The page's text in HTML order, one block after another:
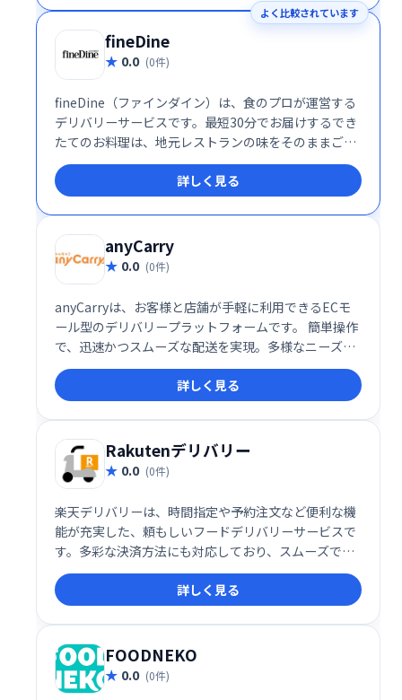
す。
よく比較されています
fineDine
0.0 (0件)
fineDine（ファインダイン）は、食のプロが運営する
デリバリーサービスです。最短30分でお届けするでき
たてのお料理は、地元レストランの味をそのままご自
宅やオフィスで楽しめます。厳選されたレストランの
味を、手軽にお楽しみください。
詳しく見る
anyCarry
0.0 (0件)
anyCarryは、お客様と店舗が手軽に利用できるECモ
ール型のデリバリープラットフォームです。 簡単操作
で、迅速かつスムーズな配送を実現。多様なニーズに
対応し、利便性を高めます。 個人利用から店舗運営ま
で、幅広いシーンで活用可能です。
詳しく見る
Rakutenデリバリー
0.0 (0件)
楽天デリバリーは、時間指定や予約注文など便利な機
能が充実した、頼もしいフードデリバリーサービスで
す。多彩な決済方法にも対応しており、スムーズで快
適な食事体験を提供します。お好みの料理を、いつで
も、どこでも、手軽にお楽しみください。
詳しく見る
FOODNEKO
0.0 (0件)